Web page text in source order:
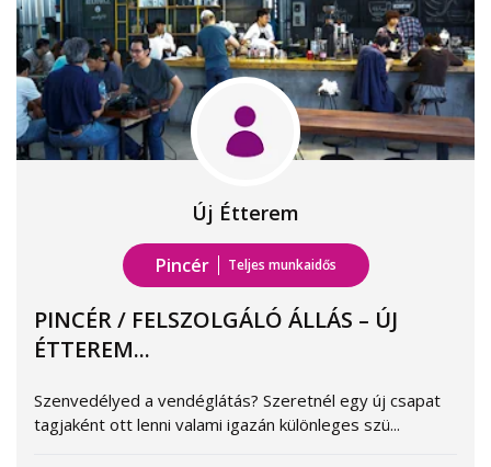
Új Étterem
Pincér Teljes munkaidős
PINCÉR / FELSZOLGÁLÓ ÁLLÁS – ÚJ
ÉTTEREM...
Szenvedélyed a vendéglátás? Szeretnél egy új csapat
tagjaként ott lenni valami igazán különleges szü...